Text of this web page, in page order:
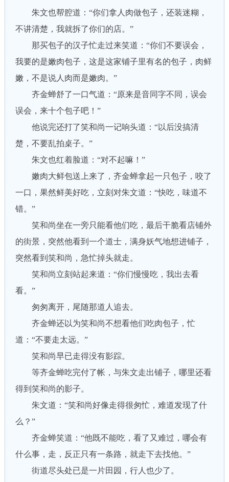
朱文也帮腔道：“你们拿人肉做包子，还装迷糊，
不讲清楚，我就拆了你们的店。”
那买包子的汉子忙走过来笑道：“你们不要误会，
我要的是嫩肉包子，这是这家铺子里有名的包子，肉鲜
嫩，不是说人肉而是嫩肉。”
齐金蝉舒了一口气道：“原来是音同字不同，误会
误会，来十个包子吧！”
他说完还打了笑和尚一记响头道：“以后没搞清
楚，不要乱拍桌子。”
朱文也红着脸道：“对不起嘛！”
嫩肉大鲜包送上来了，齐金蝉拿起一只包子，咬了
一口，果然鲜美好吃，立刻对朱文道：“快吃，味道不
错。”
笑和尚坐在一旁只能看他们吃，最后干脆看店铺外
的街景，突然他看到一个道士，满身妖气地想进铺子，
突然看到笑和尚，急忙掉头就走。
笑和尚立刻站起来道：“你们慢慢吃，我出去看
看。”
匆匆离开，尾随那道人追去。
齐金蝉还以为笑和尚不想看他们吃肉包子，忙
道：“不要走太远。”
笑和尚早已走得没有影踪。
等齐金蝉吃完付了帐，与朱文走出铺子，哪里还看
得到笑和尚的影子。
朱文道：“笑和尚好像走得很匆忙，难道发现了什
么？”
齐金蝉笑道：“他既不能吃，看了又难过，哪会有
什么事，走，反正只有一条路，就走下去找他。”
街道尽头处已是一片田园，行人也少了。